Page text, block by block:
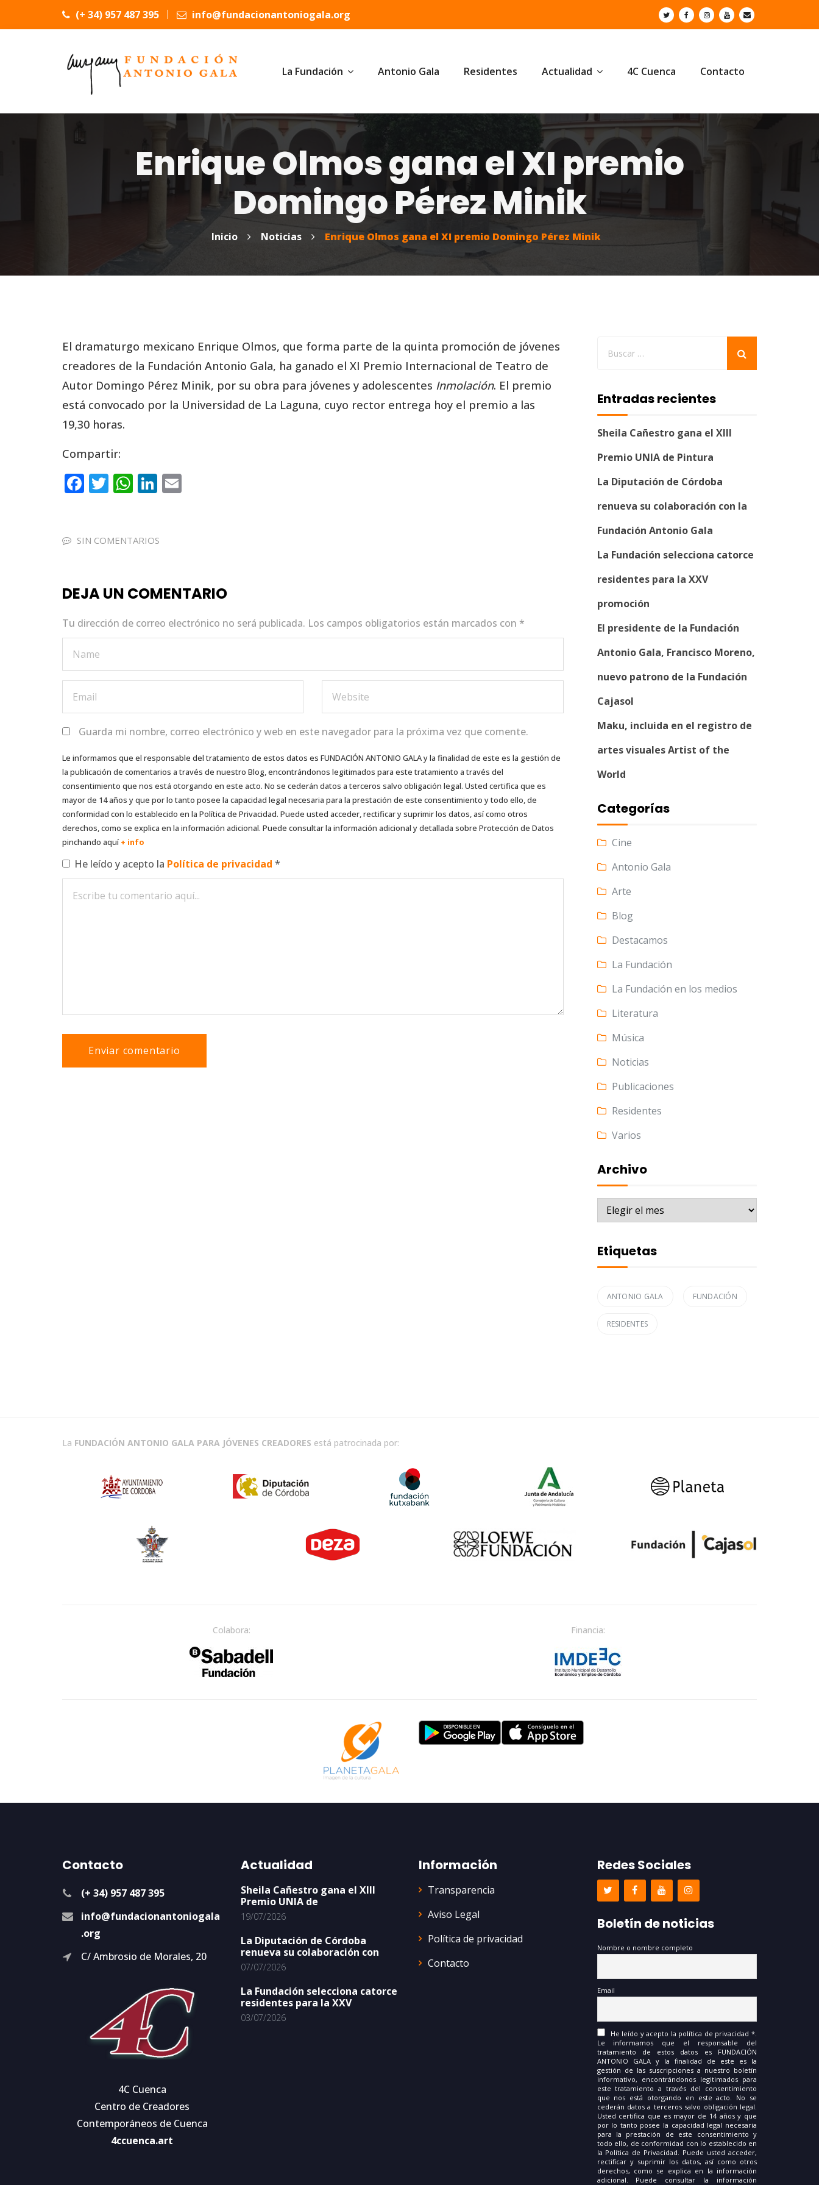
(+ 34) 957 487 395 info@fundacionantoniogala.org
La Fundación Antonio Gala Residentes Actualidad 4C Cuenca Contacto
Enrique Olmos gana el XI premio
Domingo Pérez Minik
Inicio Noticias Enrique Olmos gana el XI premio Domingo Pérez Minik
El dramaturgo mexicano Enrique Olmos, que forma parte de la quinta promoción de jóvenes
creadores de la Fundación Antonio Gala, ha ganado el XI Premio Internacional de Teatro de
Autor Domingo Pérez Minik, por su obra para jóvenes y adolescentes Inmolación. El premio
está convocado por la Universidad de La Laguna, cuyo rector entrega hoy el premio a las
19,30 horas.
Compartir:
F
e
o
k
T
te
W
ts
p
Li
e
SIN COMENTARIOS
DEJA UN COMENTARIO
Tu dirección de correo electrónico no será publicada. Los campos obligatorios están marcados con *
Guarda mi nombre, correo electrónico y web en este navegador para la próxima vez que comente.
Le informamos que el responsable del tratamiento de estos datos es FUNDACIÓN ANTONIO GALA y la finalidad de este es la gestión de
la publicación de comentarios a través de nuestro Blog, encontrándonos legitimados para este tratamiento a través del
consentimiento que nos está otorgando en este acto. No se cederán datos a terceros salvo obligación legal. Usted certifica que es
mayor de 14 años y que por lo tanto posee la capacidad legal necesaria para la prestación de este consentimiento y todo ello, de
conformidad con lo establecido en la Política de Privacidad. Puede usted acceder, rectificar y suprimir los datos, así como otros
derechos, como se explica en la información adicional. Puede consultar la información adicional y detallada sobre Protección de Datos
pinchando aquí+ info
He leído y acepto la Política de privacidad *
Entradas recientes
Sheila Cañestro gana el XIII
Premio UNIA de Pintura
La Diputación de Córdoba
renueva su colaboración con la
Fundación Antonio Gala
La Fundación selecciona catorce
residentes para la XXV
promoción
El presidente de la Fundación
Antonio Gala, Francisco Moreno,
nuevo patrono de la Fundación
Cajasol
Maku, incluida en el registro de
artes visuales Artist of the
World
Categorías
Cine
Antonio Gala
Arte
Blog
Destacamos
La Fundación
La Fundación en los medios
Literatura
Música
Noticias
Publicaciones
Residentes
Varios
Archivo
Archivo
Etiquetas
ANTONIO GALA FUNDACIÓN
RESIDENTES
La FUNDACIÓN ANTONIO GALA PARA JÓVENES CREADORES está patrocinada por:
Colabora: Financia:
Contacto
(+ 34) 957 487 395
info@fundacionantoniogala
.org
C/ Ambrosio de Morales, 20
4C Cuenca
Centro de Creadores
Contemporáneos de Cuenca
4ccuenca.art
Actualidad
Sheila Cañestro gana el XIII
Premio UNIA de
19/07/2026
La Diputación de Córdoba
renueva su colaboración con
07/07/2026
La Fundación selecciona catorce
residentes para la XXV
03/07/2026
Información
Transparencia
Aviso Legal
Política de privacidad
Contacto
Redes Sociales
Boletín de noticias
Nombre o nombre completo
Email
He leído y acepto la política de privacidad *.
Le informamos que el responsable del
tratamiento de estos datos es FUNDACIÓN
ANTONIO GALA y la finalidad de este es la
gestión de las suscripciones a nuestro boletín
informativo, encontrándonos legitimados para
este tratamiento a través del consentimiento
que nos está otorgando en este acto. No se
cederán datos a terceros salvo obligación legal.
Usted certifica que es mayor de 14 años y que
por lo tanto posee la capacidad legal necesaria
para la prestación de este consentimiento y
todo ello, de conformidad con lo establecido en
la Política de Privacidad. Puede usted acceder,
rectificar y suprimir los datos, así como otros
derechos, como se explica en la información
adicional. Puede consultar la información